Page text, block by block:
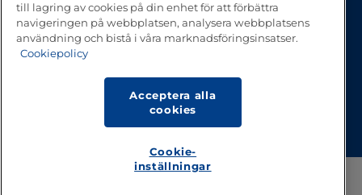
till lagring av cookies på din enhet för att förbättra
navigeringen på webbplatsen, analysera webbplatsens
användning och bistå i våra marknadsföringsinsatser.
Cookiepolicy
Acceptera alla
cookies
Cookie-
inställningar